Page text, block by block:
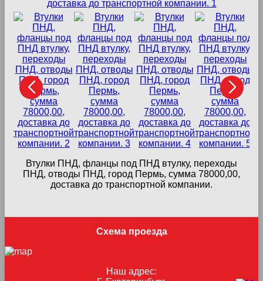
Втулки ПНД, фланцы под ПНД втулку, переходы
ПНД, отводы ПНД, город Пермь, сумма 78000,00,
доставка до транспортной компании.
Схема проезда
Наш адрес: